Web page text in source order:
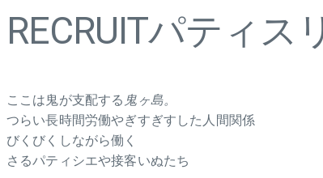
RECRUITパティス
ここは鬼が支配する 鬼ヶ島。
つらい長時間労働やぎすぎすした人間関係
びくびくしながら働く
さるパティシエや接客いぬたち